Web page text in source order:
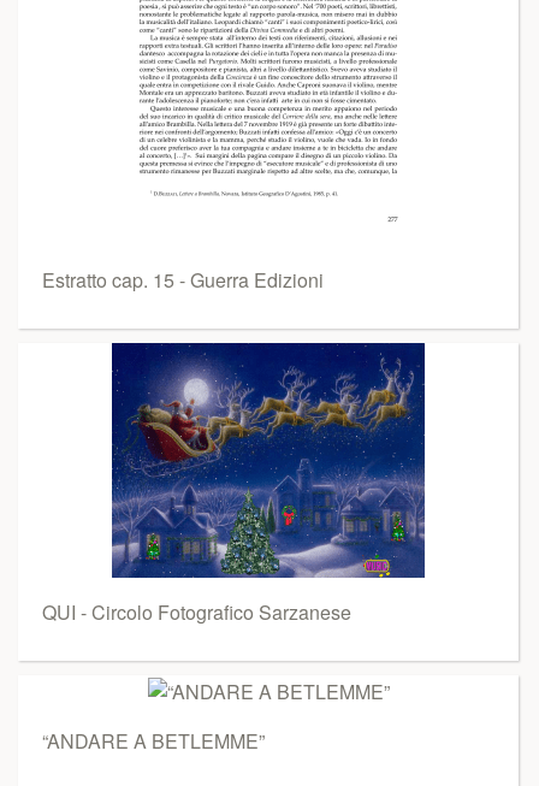
Estratto cap. 15 - Guerra Edizioni
QUI - Circolo Fotografico Sarzanese
“ANDARE A BETLEMME”